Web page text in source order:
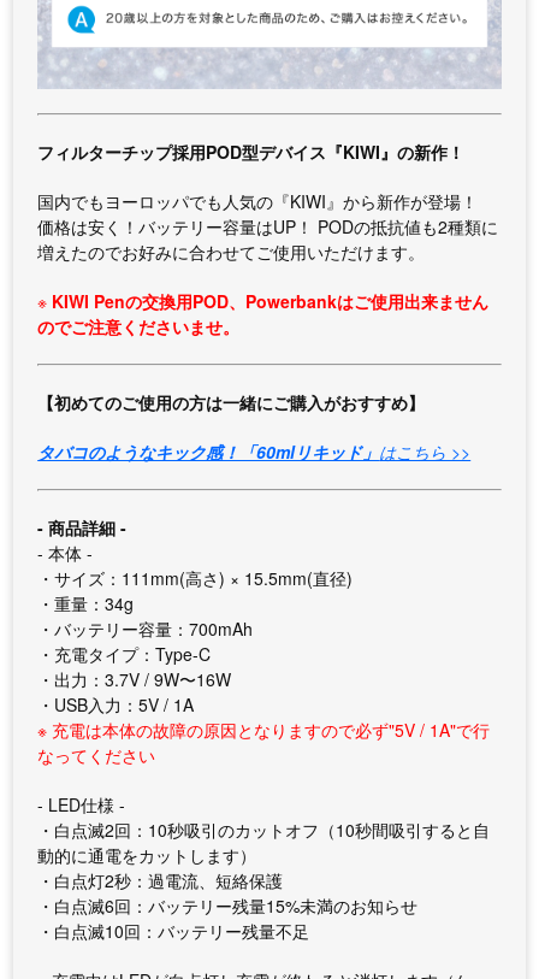
フィルターチップ採用POD型デバイス『KIWI』の新作！
国内でもヨーロッパでも人気の『KIWI』から新作が登場！
価格は安く！バッテリー容量はUP！ PODの抵抗値も2種類に
増えたのでお好みに合わせてご使用いただけます。
※ KIWI Penの交換用POD、Powerbankはご使用出来ません
のでご注意くださいませ。
【初めてのご使用の方は一緒にご購入がおすすめ】
タバコのようなキック感！「60mlリキッド」 はこちら >>
- 商品詳細 -
- 本体 -
・サイズ：111mm(高さ) × 15.5mm(直径)
・重量：34g
・バッテリー容量：700mAh
・充電タイプ：Type-C
・出力：3.7V / 9W〜16W
・USB入力：5V / 1A
※ 充電は本体の故障の原因となりますので必ず"5V / 1A"で行
なってください
- LED仕様 -
・白点滅2回：10秒吸引のカットオフ（10秒間吸引すると自
動的に通電をカットします）
・白点灯2秒：過電流、短絡保護
・白点滅6回：バッテリー残量15%未満のお知らせ
・白点滅10回：バッテリー残量不足